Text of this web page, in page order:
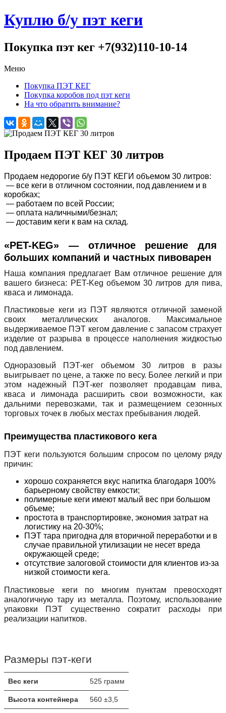
Куплю б/у пэт кеги
Покупка пэт кег +7(932)110-10-14
Меню
Покупка ПЭТ КЕГ
Покупка коробов под пэт кеги
На что обратить внимание?
Продаем ПЭТ КЕГ 30 литров
Продаем недорогие б/у ПЭТ КЕГИ объемом 30 литров:
— все кеги в отличном состоянии, под давлением и в
коробках;
— работаем по всей России;
— оплата наличными/безнал;
— доставим кеги к вам на склад.
«PET-KEG» — отличное решение для
больших компаний и частных пивоварен
Наша компания предлагает Вам отличное решение для
вашего бизнеса: PET-Keg объемом 30 литров для пива,
кваса и лимонада.
Пластиковые кеги из ПЭТ являются отличной заменой
своих металлических аналогов. Максимальное
выдерживаемое ПЭТ кегом давление с запасом страхует
изделие от разрыва в процессе наполнения жидкостью
под давлением.
Одноразовый ПЭТ-кег объемом 30 литров в разы
выигрывает по цене, а также по весу. Более легкий и при
этом надежный ПЭТ-кег позволяет продавцам пива,
кваса и лимонада расширить свои возможности, как
дальними перевозками, так и размещением сезонных
торговых точек в любых местах пребывания людей.
Преимущества пластикового кега
ПЭТ кеги пользуются большим спросом по целому ряду
причин:
хорошо сохраняется вкус напитка благодаря 100%
барьерному свойству емкости;
полимерные кеги имеют малый вес при большом
объеме;
простота в транспортировке, экономия затрат на
логистику на 20-30%;
ПЭТ тара пригодна для вторичной переработки и в
случае правильной утилизации не несет вреда
окружающей среде;
отсутствие залоговой стоимости для клиентов из-за
низкой стоимости кега.
Пластиковые кеги по многим пунктам превосходят
аналогичную тару из металла. Поэтому, использование
упаковки ПЭТ существенно сократит расходы при
реализации напитков.
Размеры пэт-кеги
Вес кеги 525 грамм
Высота контейнера 560 ±3,5